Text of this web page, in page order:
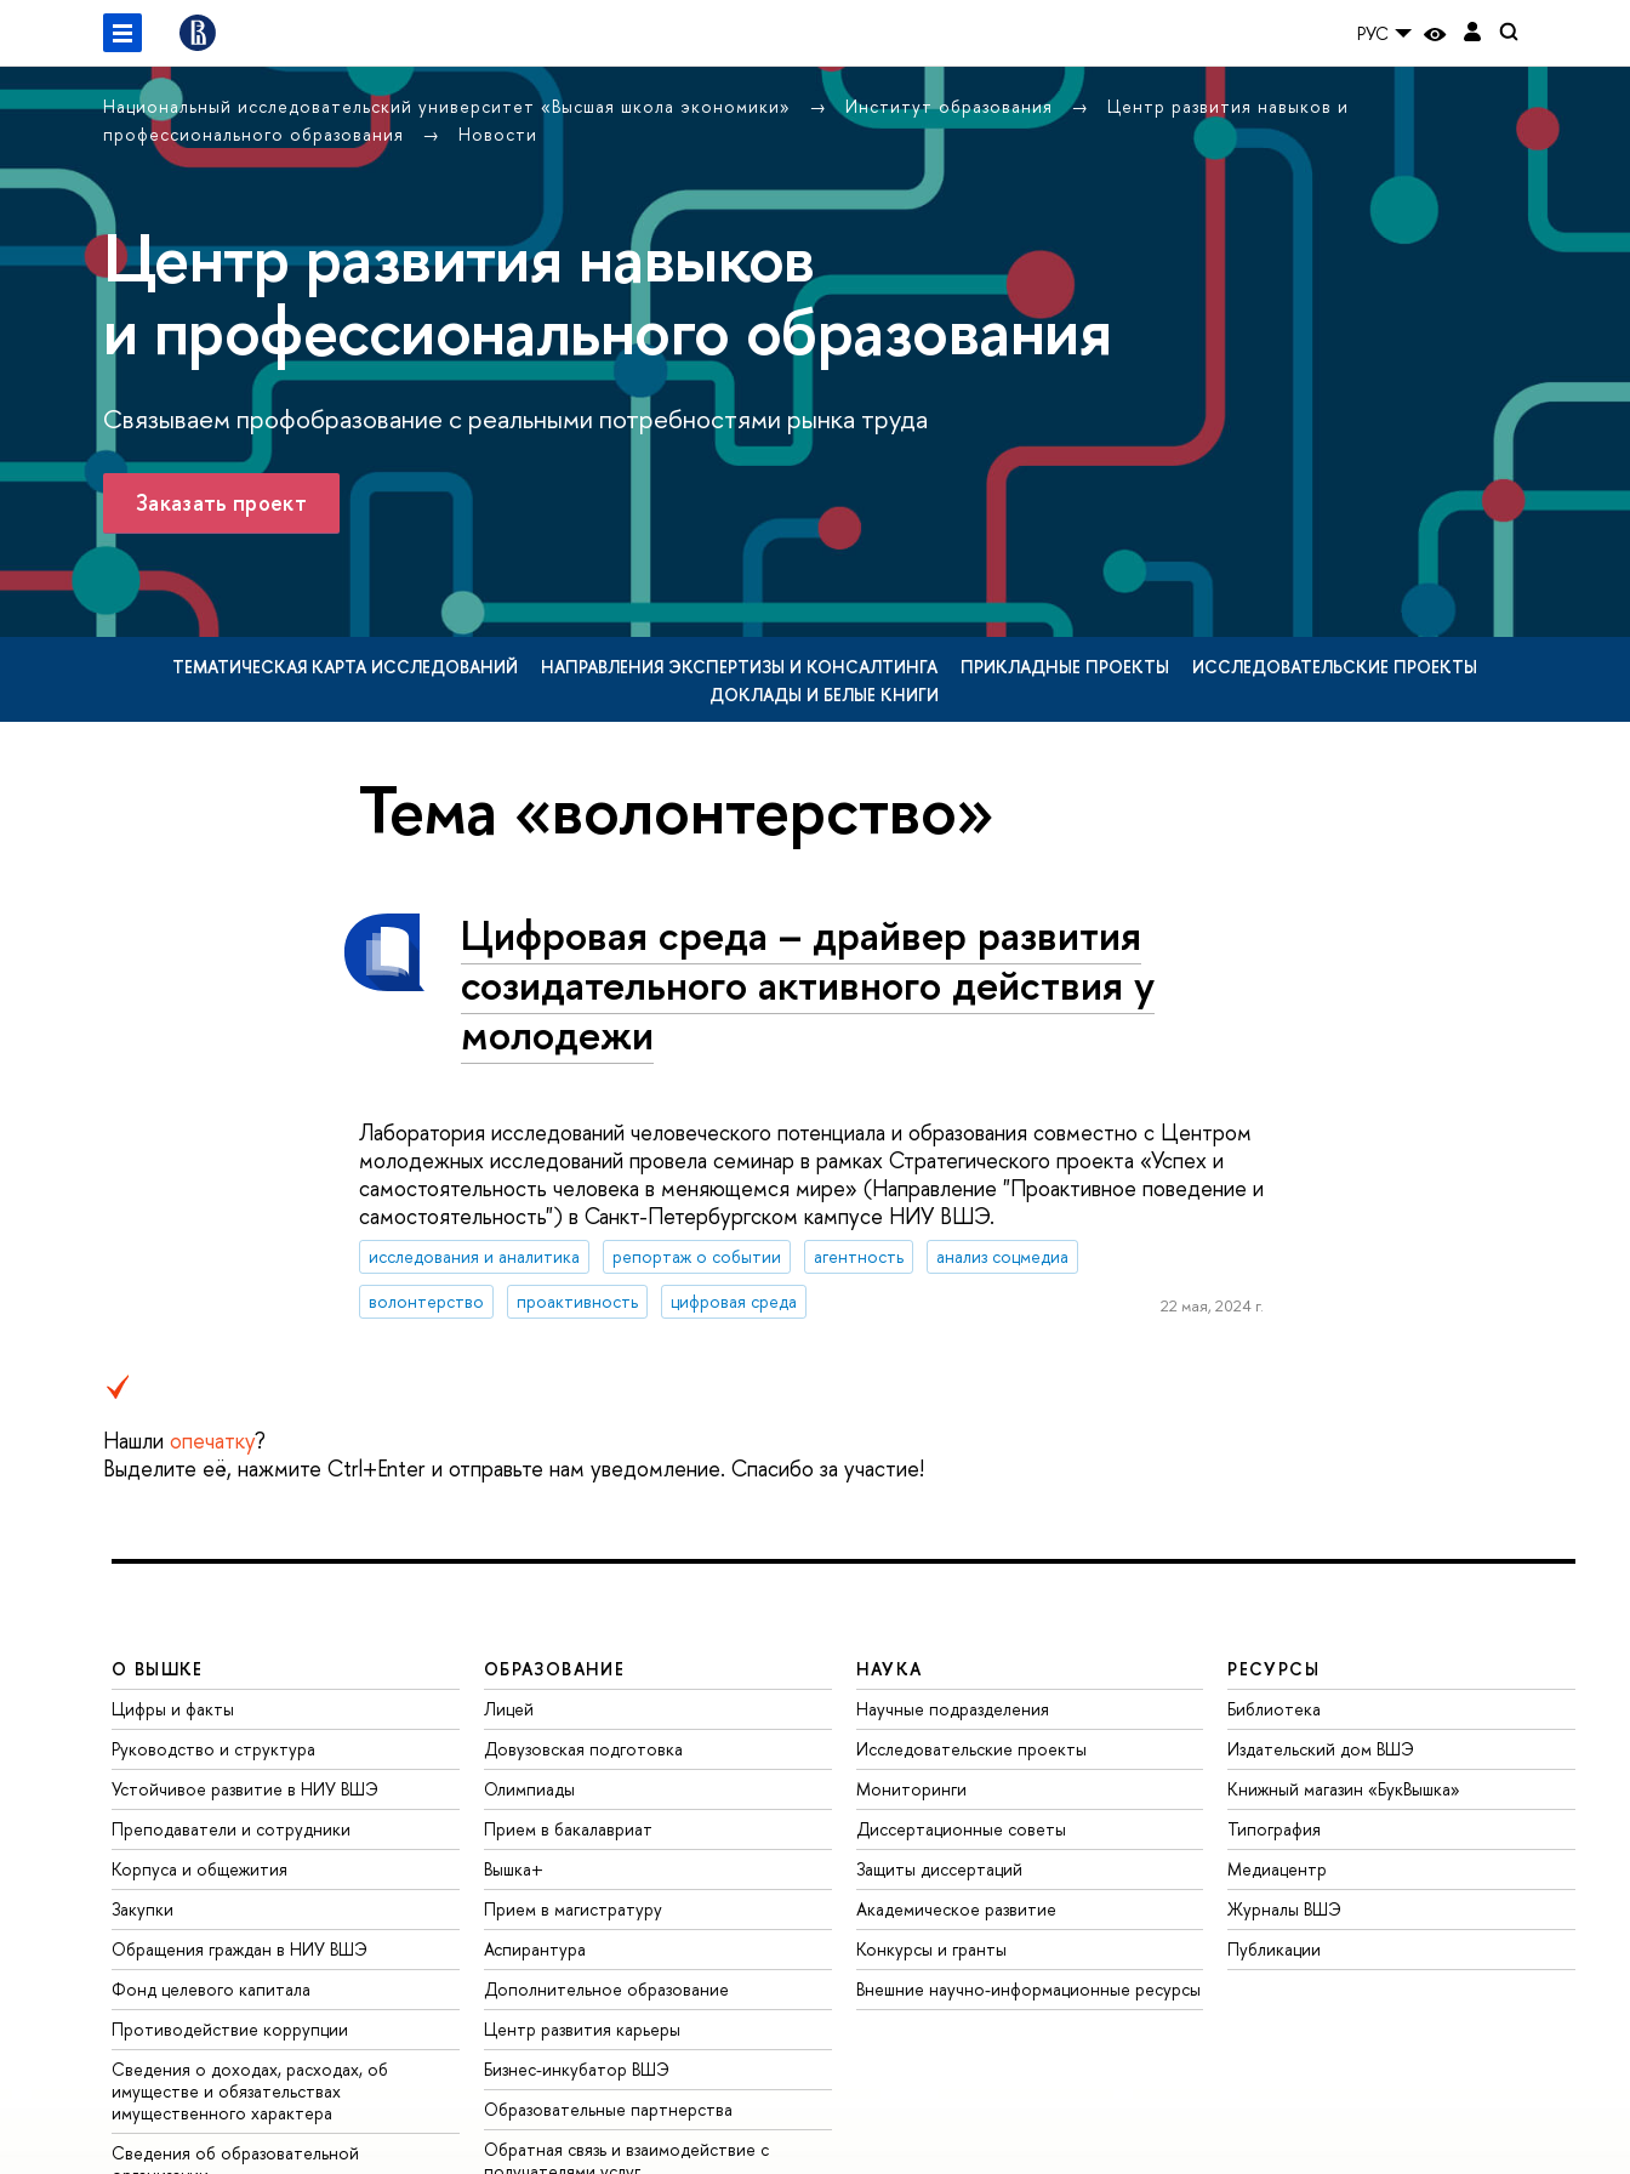
РУС
Национальный исследовательский университет «Высшая школа экономики» Институт образования
Центр развития навыков и
профессионального образования
Новости
Центр развития навыков
и профессионального образования
Связываем профобразование с реальными потребностями рынка труда
Заказать проект
ТЕМАТИЧЕСКАЯ КАРТА ИССЛЕДОВАНИЙ НАПРАВЛЕНИЯ ЭКСПЕРТИЗЫ И КОНСАЛТИНГА ПРИКЛАДНЫЕ ПРОЕКТЫ
ИССЛЕДОВАТЕЛЬСКИЕ ПРОЕКТЫ
ДОКЛАДЫ И БЕЛЫЕ КНИГИ
Тема «волонтерство»
Цифровая среда – драйвер развития
созидательного активного действия у
молодежи
Лаборатория исследований человеческого потенциала и образования совместно с Центром
молодежных исследований провела семинар в рамках Стратегического проекта «Успех и
самостоятельность человека в меняющемся мире» (Направление "Проактивное поведение и
самостоятельность") в Санкт-Петербургском кампусе НИУ ВШЭ.
исследования и аналитика репортаж о событии агентность
анализ соцмедиа
волонтерство
проактивность цифровая среда 22 мая, 2024 г.
Нашли опечатку?
Выделите её, нажмите Ctrl+Enter и отправьте нам уведомление. Спасибо за участие!
О ВЫШКЕ
Цифры и факты
Руководство и структура
Устойчивое развитие в НИУ ВШЭ
Преподаватели и сотрудники
Корпуса и общежития
Закупки
Обращения граждан в НИУ ВШЭ
Фонд целевого капитала
Противодействие коррупции
Сведения о доходах, расходах, об
имуществе и обязательствах
имущественного характера
Сведения об образовательной
ОБРАЗОВАНИЕ
Лицей
Довузовская подготовка
Олимпиады
Прием в бакалавриат
Вышка+
Прием в магистратуру
Аспирантура
Дополнительное образование
Центр развития карьеры
Бизнес-инкубатор ВШЭ
Образовательные партнерства
Обратная связь и взаимодействие с
НАУКА
Научные подразделения
Исследовательские проекты
Мониторинги
Диссертационные советы
Защиты диссертаций
Академическое развитие
Конкурсы и гранты
Внешние научно-информационные ресурсы
РЕСУРСЫ
Библиотека
Издательский дом ВШЭ
Книжный магазин «БукВышка»
Типография
Медиацентр
Журналы ВШЭ
Публикации